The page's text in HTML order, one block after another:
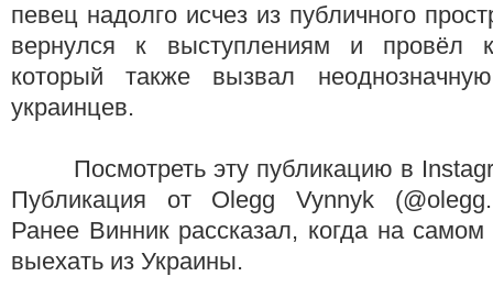
певец надолго исчез из публичного
вернулся к выступлениям и провёл
который также вызвал
украинцев.
Посмотреть эту
Публикация от Olegg Vynnyk
Ранее Винник рассказал, когда на
выехать из Украины.